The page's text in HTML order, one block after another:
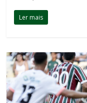
Ler mais